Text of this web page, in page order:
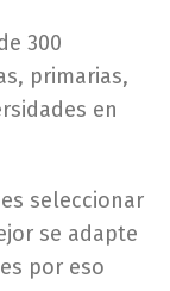
300
primarias,
en
seleccionar
se adapte
por eso